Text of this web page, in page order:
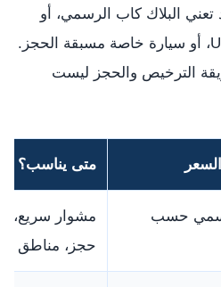
البلاك كاب الرسمي، أو
سيارة تطبيق مثل Uber/Bolt، أو سيارة خاصة مسبقة الحجز.
الترخيص والحجز ليست
متى يناسب؟
حسب
مشوار سريع،
حجز، مناطق